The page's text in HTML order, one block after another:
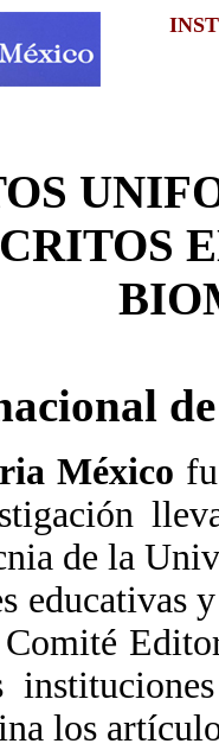
México
de la
educativas
los